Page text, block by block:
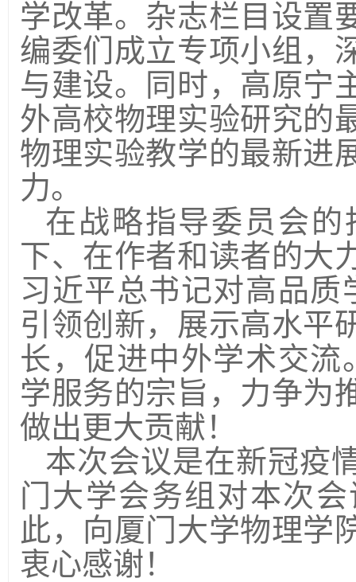
学改革。杂志栏目设置
编委们成立专项小组，
与建设。同时，高原宁
外高校物理实验研究的
物理实验教学的最新进
力。
在战略指导委员会
下、在作者和读者的大
习近平总书记对高品
引领创新，展示高水平
长，促进中外学术交流
学服务的宗旨，力争为
做出更大贡献！
本次会议是在新冠疫
门大学会务组对本次会
此，向厦门大学物理学
衷心感谢！